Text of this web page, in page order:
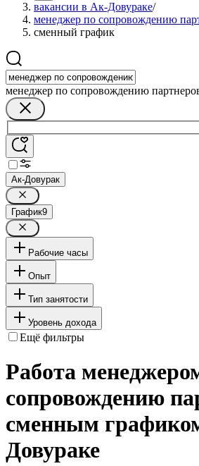
вакансии в Ак-Довураке/
менеджер по сопровождению
сменный график
менеджер по сопровождению
Ак-Довурак
График9
Рабочие часы
Опыт
Тип занятости
Уровень дохода
Ещё фильтры
Работа
сопровождению
сменным
Довураке